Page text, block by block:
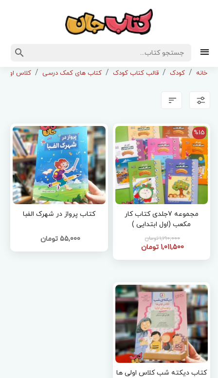
خانه کودک قالب کتاب کودک کتاب های کمک درسی کلاس اول
%15
مجموعه 7جلدی کتاب کار
مکعب (اول ابتدایی )
1,190,000 تومان
1,011,500 تومان
کتاب پرواز در شهرک الفبا
55,000 تومان
کتاب دیکته شب کلاس اولی ها